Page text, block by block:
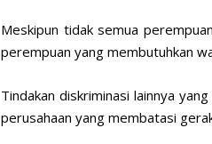
Meskipun tidak semua
perempuan yang membutuhkan
Tindakan diskriminasi lainnya
perusahaan yang membatasi